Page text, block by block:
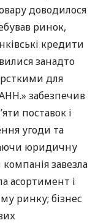
доводилося
ринок,
кредити
занадто
для
забезпечив
поставок і
угоди та
юридичну
компанія завезла
асортимент і
ринку; бізнес